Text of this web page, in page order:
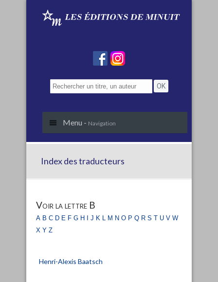
Menu - Navigation
Index des traducteurs
Voir la lettre B
a b c d e fg h i j k l m no p q rs t uvw
x yz
Henri-Alexis Baatsch